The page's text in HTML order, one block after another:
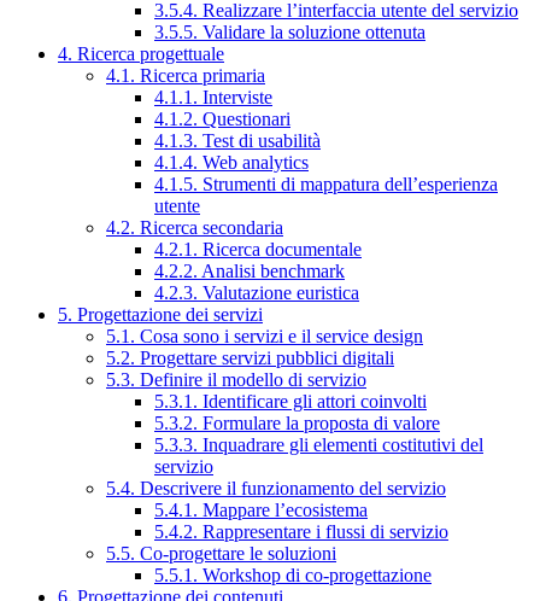
3.5.4. Realizzare l’interfaccia utente del servizio
3.5.5. Validare la soluzione ottenuta
4. Ricerca progettuale
4.1. Ricerca primaria
4.1.1. Interviste
4.1.2. Questionari
4.1.3. Test di usabilità
4.1.4. Web analytics
4.1.5. Strumenti di mappatura dell’esperienza
utente
4.2. Ricerca secondaria
4.2.1. Ricerca documentale
4.2.2. Analisi benchmark
4.2.3. Valutazione euristica
5. Progettazione dei servizi
5.1. Cosa sono i servizi e il service design
5.2. Progettare servizi pubblici digitali
5.3. Definire il modello di servizio
5.3.1. Identificare gli attori coinvolti
5.3.2. Formulare la proposta di valore
5.3.3. Inquadrare gli elementi costitutivi del
servizio
5.4. Descrivere il funzionamento del servizio
5.4.1. Mappare l’ecosistema
5.4.2. Rappresentare i flussi di servizio
5.5. Co-progettare le soluzioni
5.5.1. Workshop di co-progettazione
6. Progettazione dei contenuti